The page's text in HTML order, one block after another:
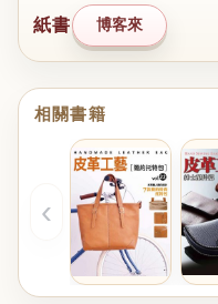
紙書 博客來
相關書籍
‹